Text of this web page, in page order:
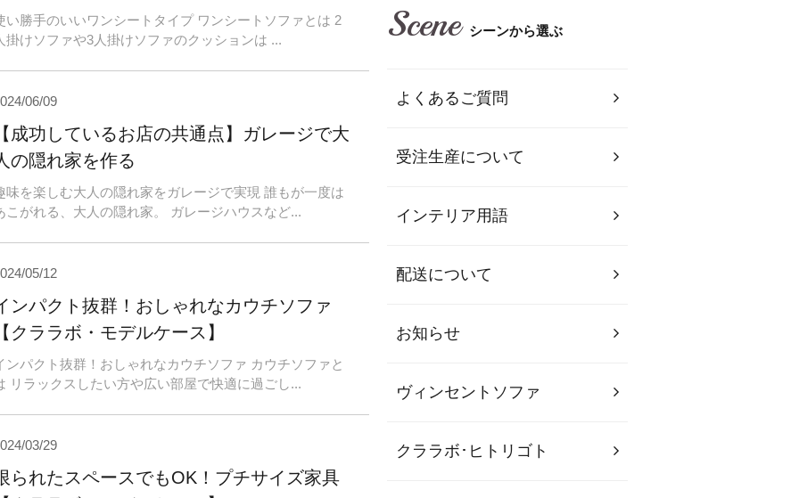
い勝手のいいワンシートタイプ ワンシートソファとは 2
掛けソファや3人掛けソファのクッションは ...
06/09
成功しているお店の共通点】ガレージで大
の隠れ家を作る
味を楽しむ大人の隠れ家をガレージで実現 誰もが一度は
こがれる、大人の隠れ家。 ガレージハウスなど...
05/12
ンパクト抜群！おしゃれなカウチソファ
クララボ・モデルケース】
ンパクト抜群！おしゃれなカウチソファ カウチソファと
リラックスしたい方や広い部屋で快適に過ごし...
03/29
られたスペースでもOK！プチサイズ家具
Scene シーンから選ぶ
よくあるご質問
受注生産について
インテリア用語
配送について
お知らせ
ヴィンセントソファ
クララボ･ヒトリゴト